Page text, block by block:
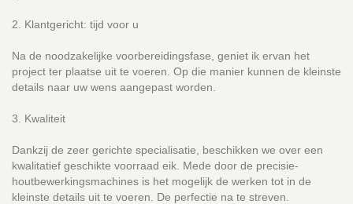
2. Klantgericht: tijd voor u
Na de noodzakelijke voorbereidingsfase, geniet ik ervan het
project ter plaatse uit te voeren. Op die manier kunnen de kleinste
details naar uw wens aangepast worden.
3. Kwaliteit
Dankzij de zeer gerichte specialisatie, beschikken we over een
kwalitatief geschikte voorraad eik. Mede door de precisie-
houtbewerkingsmachines is het mogelijk de werken tot in de
kleinste details uit te voeren. De perfectie na te streven.